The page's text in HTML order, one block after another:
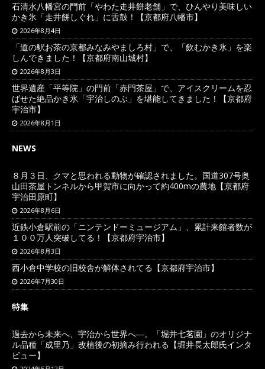
石清水八幡宮の門前「やわた走井餅老舗」で、ひんやり美味しい
かき氷「走井餅しぐれ」に舌鼓！【京都府八幡市】
2026年8月4日
「道の駅お茶の京都みなみやましろ村」で、「飲むかき氷」を楽
しんできました！【京都府南山城村】
2026年8月3日
世界遺産「平等院」の門前「赤門茶屋」で、アイスクリームを忍
ばせた絶品かき氷「宇治しのぶ」を堪能してきました！【京都府
宇治市】
2026年8月1日
NEWS
８月３日、クマと思われる動物が確認されました。国道307号奥
山田茶屋トンネルから甲賀市に向かって約400mの農地【京都府
宇治田原町】
2026年8月6日
近鉄小倉駅前の「ニンテンドーミュージアム」、累計来館者数が
１００万人突破してる！【京都府宇治市】
2026年8月3日
西小倉中学校の旧校舎が解体されてる【京都府宇治市】
2026年7月30日
特集
過去から未来へ、宇治から世界へ―。「堀井七茗園」のオリジナ
ル品種「成里乃」改植後の初摘み行われる【堀井長太郎氏インタ
ビュー】